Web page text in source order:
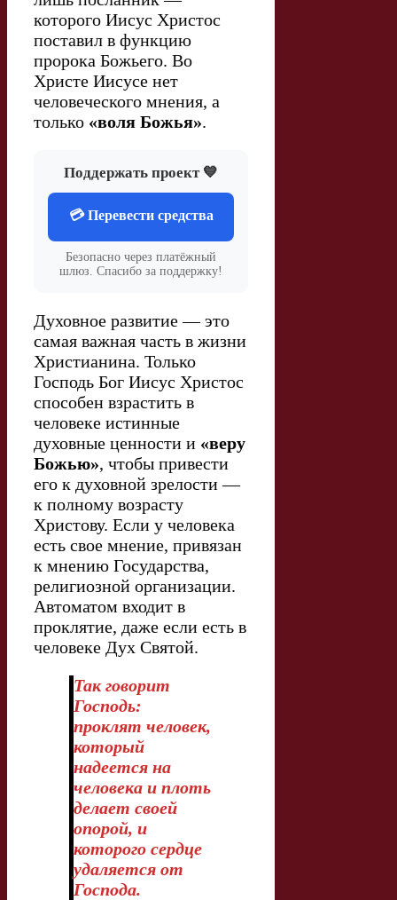
которого Иисус Христос
поставил в функцию
пророка Божьего. Во
Христе Иисусе нет
человеческого мнения, а
только «воля Божья».
Поддержать проект 💙
💳 Перевести средства
Безопасно через платёжный
шлюз. Спасибо за поддержку!
Духовное развитие — это
самая важная часть в жизни
Христианина. Только
Господь Бог Иисус Христос
способен взрастить в
человеке истинные
духовные ценности и «веру
Божью», чтобы привести
его к духовной зрелости —
к полному возрасту
Христову. Если у человека
есть свое мнение, привязан
к мнению Государства,
религиозной организации.
Автоматом входит в
проклятие, даже если есть в
человеке Дух Святой.
Так говорит
Господь:
проклят человек,
который
надеется на
человека и плоть
делает своей
опорой, и
которого сердце
удаляется от
Господа.